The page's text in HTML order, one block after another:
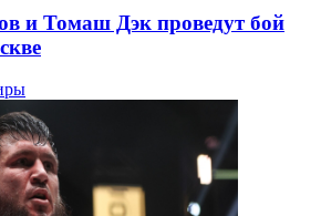
и Томаш Дэк проведут бой